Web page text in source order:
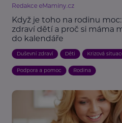
Redakce eMaminy.cz
Když je toho na rodinu
zdraví dětí a proč si máma
do kalendáře
Duševní zdraví Děti Krizová
Podpora a pomoc Rodina